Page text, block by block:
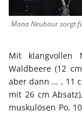
Mona Neubaur sorgt
Mit klangvollen
Waldbeere (12
aber dann … , 11
mit 26 cm
muskulösen Po,